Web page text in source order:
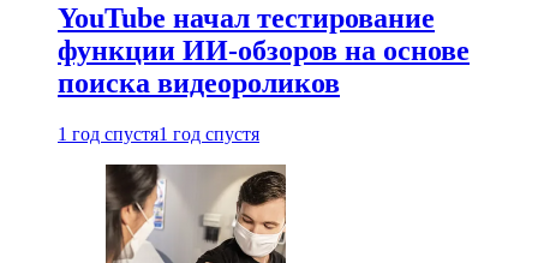
YouTube начал тестирование
функции ИИ-обзоров на основе
поиска видеороликов
1 год спустя1 год спустя